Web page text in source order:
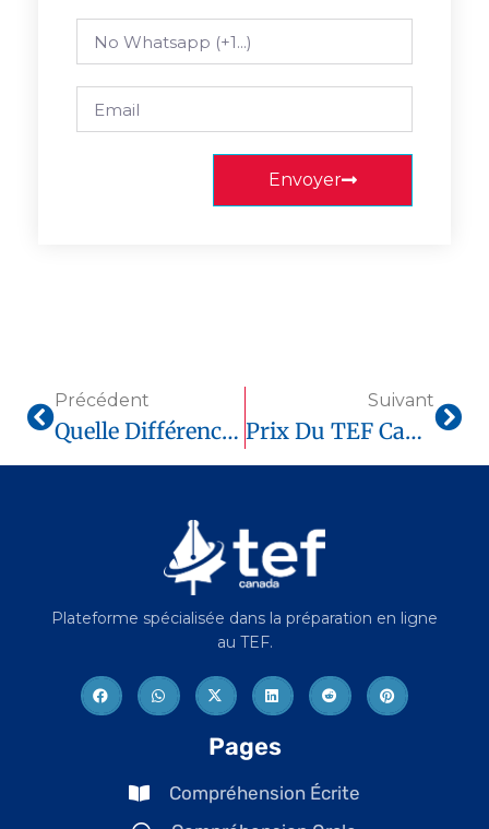
Envoyer
Précédent
Quelle Différence Entre Le TEF Canada Et Le TCF Canada ?
Suivant
Prix Du TEF Canada En 2025 : Où Le Passer Au Meilleur Tarif ?
Plateforme spécialisée dans la préparation en ligne
au TEF.
Pages
Compréhension Écrite